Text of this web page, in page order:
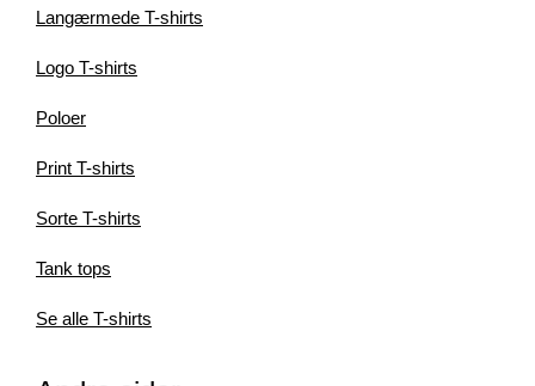
Langærmede T-shirts
Logo T-shirts
Poloer
Print T-shirts
Sorte T-shirts
Tank tops
Se alle T-shirts